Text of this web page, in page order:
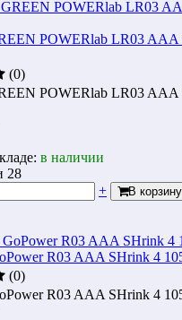
POWERlab LR03
(0)
POWERlab LR03
в наличии
28
+ В корзину
R03 AAA SHrink 4
(0)
R03 AAA SHrink 4